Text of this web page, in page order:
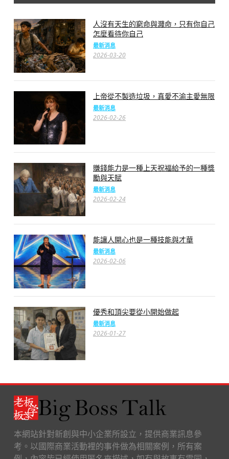
人沒有天生的窮命與濺命，只有你自己
怎麼看待你自己
最新消息
2026-03-20
上帝從不製造垃圾，真愛不渝主愛無限
最新消息
2026-02-26
賺錢能力是一種上天祝福給予的一種獎
勵與天賦
最新消息
2026-02-24
能讓人開心也是一種技能與才華
最新消息
2026-02-06
優秀和頂尖要從小開始做起
最新消息
2026-01-27
本網站針對新創與中小企業所設立，提供商業訊息參
考。以國際商業活動裡的事件做為相關案例，所有案